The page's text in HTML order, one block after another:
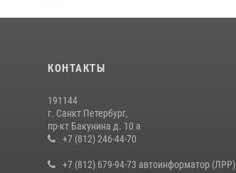
КОНТАКТЫ
191144
г. Санкт Петербург,
пр-кт Бакунина д. 10 а
+7 (812) 246-44-70
+7 (812) 679-94-73 автоинформатор (ЛРР)